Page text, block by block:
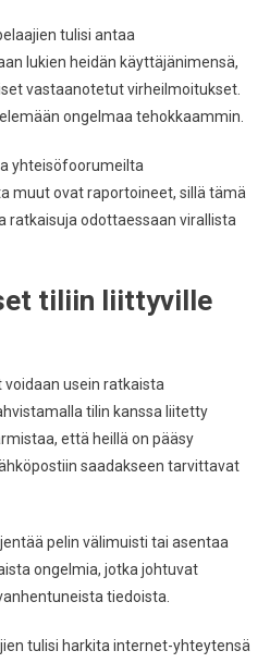
tulisi antaa
lukien heidän käyttäjänimensä,
vastaanotetut virheilmoitukset.
ongelmaa tehokkaammin.
yhteisöfoorumeilta
muut ovat raportoineet, sillä tämä
ratkaisuja odottaessaan virallista
tiliin liittyville
usein ratkaista
tilin kanssa liitetty
että heillä on pääsy
saadakseen tarvittavat
pelin välimuisti tai asentaa
ongelmia, jotka johtuvat
tiedoista.
tulisi harkita internet-yhteytensä